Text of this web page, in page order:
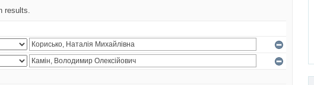
results.